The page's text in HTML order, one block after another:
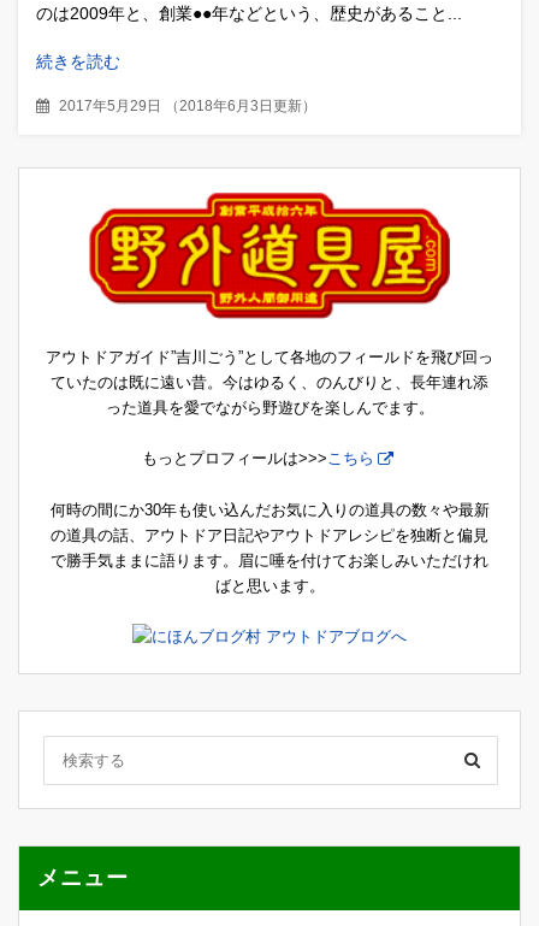
のは2009年と、創業●●年などという、歴史があること...
続きを読む
2017年5月29日 （ 2018年6月3日更新）
アウトドアガイド”吉川ごう”として各地のフィールドを飛び回っ
ていたのは既に遠い昔。今はゆるく、のんびりと、長年連れ添
った道具を愛でながら野遊びを楽しんでます。
もっとプロフィールは>>> こちら
何時の間にか30年も使い込んだお気に入りの道具の数々や最新
の道具の話、アウトドア日記やアウトドアレシピを独断と偏見
で勝手気ままに語ります。眉に唾を付けてお楽しみいただけれ
ばと思います。
メニュー